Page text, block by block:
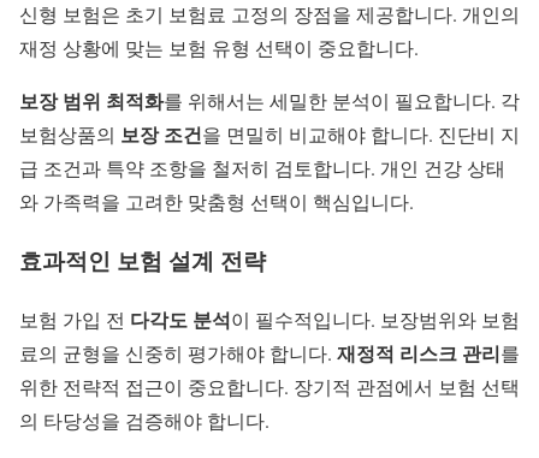
신형 보험은 초기 보험료 고정의 장점을 제공합니다. 개인의
재정 상황에 맞는 보험 유형 선택이 중요합니다.
보장 범위 최적화를 위해서는 세밀한 분석이 필요합니다. 각
보험상품의 보장 조건을 면밀히 비교해야 합니다. 진단비 지
급 조건과 특약 조항을 철저히 검토합니다. 개인 건강 상태
와 가족력을 고려한 맞춤형 선택이 핵심입니다.
효과적인 보험 설계 전략
보험 가입 전 다각도 분석이 필수적입니다. 보장범위와 보험
료의 균형을 신중히 평가해야 합니다. 재정적 리스크 관리를
위한 전략적 접근이 중요합니다. 장기적 관점에서 보험 선택
의 타당성을 검증해야 합니다.